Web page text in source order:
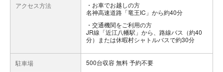
アクセス方法
お車でお越しの方
名神高速道路「竜王IC」から約40分
交通機関をご利用の方
JR線「近江八幡駅」から、路線バス（約40
分）または休暇村シャトルバスで約30分
駐車場 500台収容 無料 予約不要